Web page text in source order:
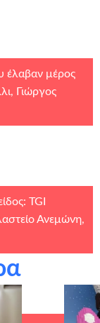
έλαβαν μέρος
Γιώργος
TGI
Ανεμώνη,